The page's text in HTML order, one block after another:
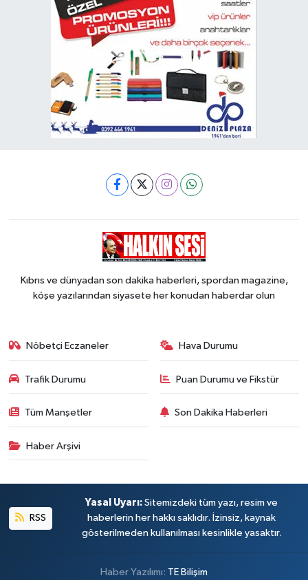
Kıbrıs ve dünyadan son dakika haberleri, spordan magazine,
köşe yazılarından siyasete her konudan haberdar olun
Nöbetçi Eczaneler Hava Durumu
Trafik Durumu Puan Durumu ve Fikstür
Tüm Manşetler Son Dakika Haberleri
Haber Arşivi
RSS
Yasal Uyarı: Sitemizdeki tüm yazı, resim ve
haberlerin her hakkı saklıdır. İzinsiz, kaynak
gösterilmeden kullanılması kesinlikle yasaktır.
Haber Yazılımı: TE Bilişim